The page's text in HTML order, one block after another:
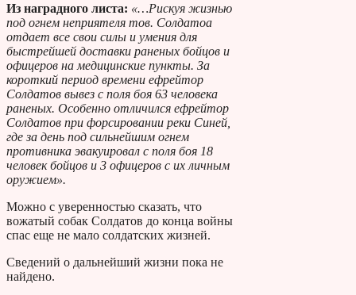
Из наградного листа: «…Рискуя жизнью
под огнем неприятеля тов. Солдатоа
отдает все свои силы и умения для
быстрейшей доставки раненых бойцов и
офицеров на медицинские пункты. За
короткий период времени ефрейтор
Солдатов вывез с поля боя 63 человека
раненых. Особенно отличился ефрейтор
Солдатов при форсировании реки Синей,
где за день под сильнейшим огнем
противника эвакуировал с поля боя 18
человек бойцов и 3 офицеров с их личным
оружием».
Можно с уверенностью сказать, что
вожатый собак Солдатов до конца войны
спас еще не мало солдатских жизней.
Сведений о дальнейший жизни пока не
найдено.